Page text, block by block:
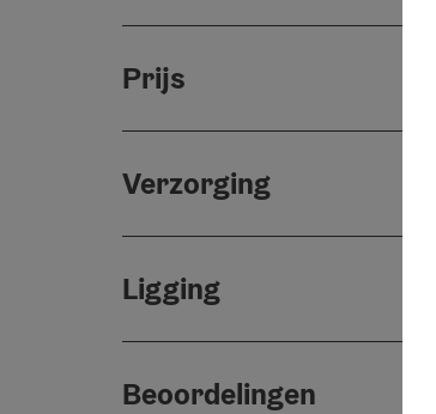
Prijs
Verzorging
Ligging
Beoordelingen